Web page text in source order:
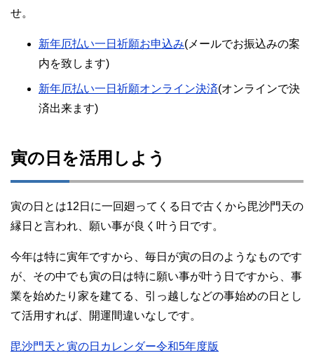
せ。
新年厄払い一日祈願お申込み(メールでお振込みの案
内を致します)
新年厄払い一日祈願オンライン決済(オンラインで決
済出来ます)
寅の日を活用しよう
寅の日とは12日に一回廻ってくる日で古くから毘沙門天の
縁日と言われ、願い事が良く叶う日です。
今年は特に寅年ですから、毎日が寅の日のようなものです
が、その中でも寅の日は特に願い事が叶う日ですから、事
業を始めたり家を建てる、引っ越しなどの事始めの日とし
て活用すれば、開運間違いなしです。
毘沙門天と寅の日カレンダー令和5年度版